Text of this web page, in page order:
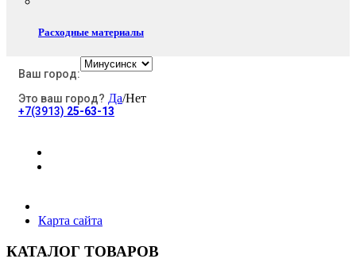
Расходные материалы
Электротовары
Ваш город:
Это ваш город? Да/Нет
+7(3913) 25-63-13
Карта сайта
КАТАЛОГ ТОВАРОВ